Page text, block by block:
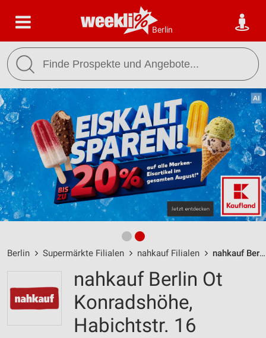
Berlin
Berlin Supermärkte Filialen nahkauf Filialen nahkauf Berlin Ot Konradshöhe / Habichtstr. 16 - Öffnungszeiten & Adresse
nahkauf Berlin Ot
Konradshöhe,
Habichtstr. 16